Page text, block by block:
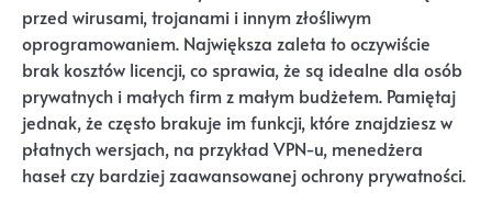
przed wirusami, trojanami i innym złośliwym
oprogramowaniem. Największa zaleta to oczywiście
brak kosztów licencji, co sprawia, że są idealne dla osób
prywatnych i małych firm z małym budżetem. Pamiętaj
jednak, że często brakuje im funkcji, które znajdziesz w
płatnych wersjach, na przykład VPN-u, menedżera
haseł czy bardziej zaawansowanej ochrony prywatności.